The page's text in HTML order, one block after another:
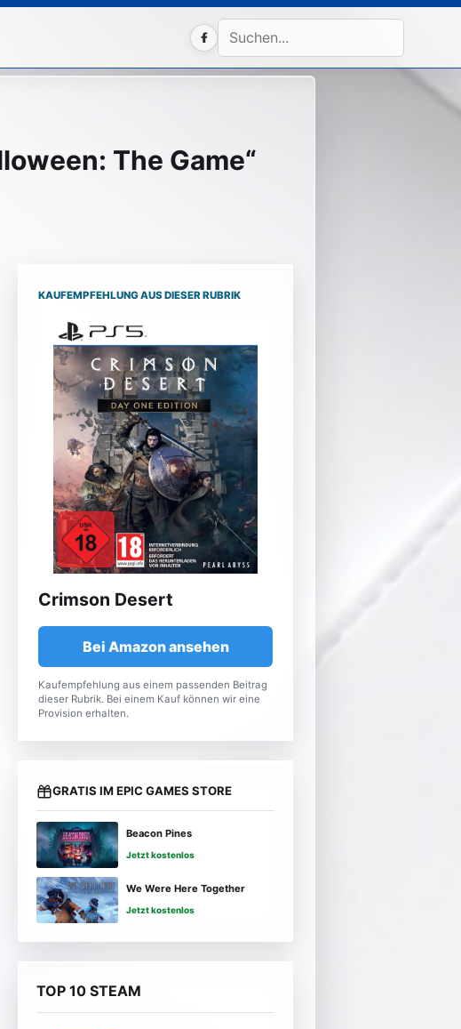
Facebook
The Game“
KAUFEMPFEHLUNG AUS DIESER RUBRIK
Crimson Desert
Bei Amazon ansehen
Kaufempfehlung aus einem passenden Beitrag
dieser Rubrik. Bei einem Kauf können wir eine
Provision erhalten.
GRATIS IM EPIC GAMES STORE
Beacon Pines
Jetzt kostenlos
We Were Here Together
Jetzt kostenlos
TOP 10 STEAM